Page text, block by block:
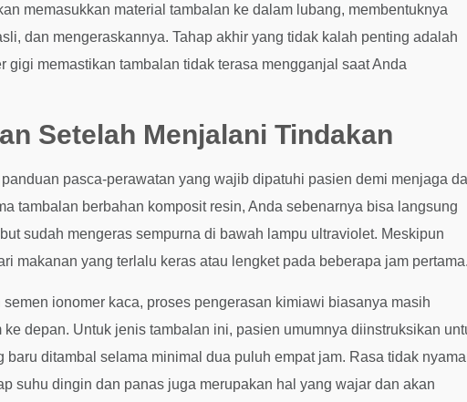
memasukkan material tambalan ke dalam lubang, membentuknya
dan mengeraskannya. Tahap akhir yang tidak kalah penting adalah
memastikan tambalan tidak terasa mengganjal saat Anda
Setelah Menjalani Tindakan
pasca-perawatan yang wajib dipatuhi pasien demi menjaga
tambalan berbahan komposit resin, Anda sebenarnya bisa langsung
sudah mengeras sempurna di bawah lampu ultraviolet. Meskipun
makanan yang terlalu keras atau lengket pada beberapa jam pertama.
ionomer kaca, proses pengerasan kimiawi biasanya masih
depan. Untuk jenis tambalan ini, pasien umumnya diinstruksikan
ditambal selama minimal dua puluh empat jam. Rasa tidak
suhu dingin dan panas juga merupakan hal yang wajar dan akan